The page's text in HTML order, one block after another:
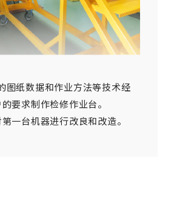
着光辉的未来”
产品
品
置
业务
方面
务)
全联轴器 / 热交换器
JP CN
图纸数据和作业方法等技术经
要求制作检修作业台。
一台机器进行改良和改造。